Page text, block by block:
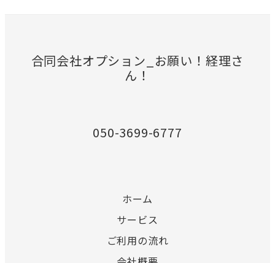
合同会社オプション_お願い！経理さ
ん！
050-3699-6777
ホーム
サービス
ご利用の流れ